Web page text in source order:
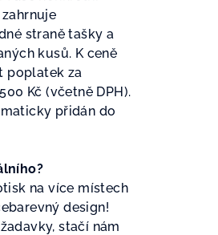
straně tašky a
kusů. K ceně
poplatek za
Kč (včetně DPH).
přidán do
na více místech
design!
stačí nám